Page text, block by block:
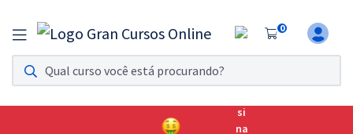
0
Assinatura Ilimitada 11
Acesso a todos os cursos. Teste grátis por 7 dias!
Assinatura OAB Até Passar